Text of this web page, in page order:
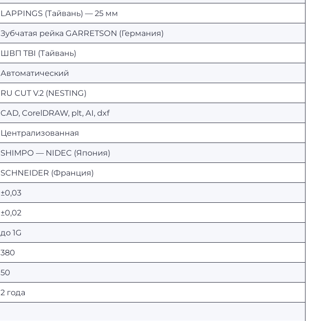
LAPPINGS (Тайвань) — 25 мм
Зубчатая рейка GARRETSON (Германия)
ШВП TBI (Тайвань)
Автоматический
RU CUT V.2 (NESTING)
CAD, CorelDRAW, plt, AI, dxf
Централизованная
SHIMPO — NIDEC (Япония)
SCHNEIDER (Франция)
±0,03
±0,02
до 1G
380
50
2 года